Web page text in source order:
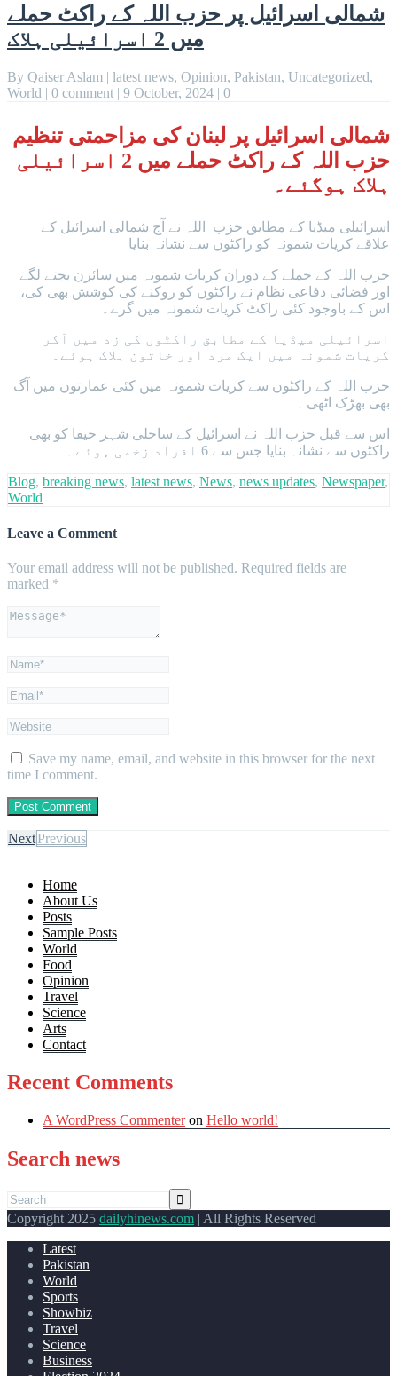
شمالی اسرائیل پر حزب اللہ کے راکٹ حملے
میں 2 اسرائیلی ہلاک
By Qaiser Aslam | latest news, Opinion, Pakistan, Uncategorized,
World | 0 comment | 9 October, 2024 | 0
شمالی اسرائیل پر لبنان کی مزاحمتی تنظیم
حزب اللہ کے راکٹ حملے میں 2 اسرائیلی
ہلاک ہوگئے۔
اسرائیلی میڈیا کے مطابق حزب اللہ نے آج شمالی اسرائیل کے
علاقے کریات شمونہ کو راکٹوں سے نشانہ بنایا
حزب اللہ کے حملے کے دوران کریات شمونہ میں سائرن بجنے لگے
اور فضائی دفاعی نظام نے راکٹوں کو روکنے کی کوشش بھی کی،
اس کے باوجود کئی راکٹ کریات شمونہ میں گرے۔
اسرائیلی میڈیا کے مطابق راکٹوں کی زد میں آکر
کریات شمونہ میں ایک مرد اور خاتون ہلاک ہوئے۔
حزب اللہ کے راکٹوں سے کریات شمونہ میں کئی عمارتوں میں آگ
بھی بھڑک اٹھی۔
اس سے قبل حزب اللہ نے اسرائیل کے ساحلی شہر حیفا کو بھی
راکٹوں سے نشانہ بنایا جس سے 6 افراد زخمی ہوئے۔
Blog, breaking news, latest news, News, news updates, Newspaper,
World
Leave a Comment
Your email address will not be published. Required fields are
marked *
Save my name, email, and website in this browser for the next
time I comment.
NextPrevious
Home
About Us
Posts
Sample Posts
World
Food
Opinion
Travel
Science
Arts
Contact
Recent Comments
A WordPress Commenteron Hello world!
Search news
Copyright 2025 dailyhinews.com | All Rights Reserved
Latest
Pakistan
World
Sports
Showbiz
Travel
Science
Business